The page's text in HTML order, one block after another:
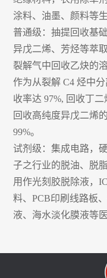
涂料、油墨、颜料等
普通级：抽提回收基
异戊二烯、芳烃等萃
裂解气中回收乙炔的
作为从裂解 C4 烃中
收率达 97%, 回收丁
回收高纯度异戊二烯
99%。
试剂级：集成电路，
子之行业的脱油、脱
用作光刻胶脱除液，
料、PCB印刷线路板
液、海水淡化膜液等